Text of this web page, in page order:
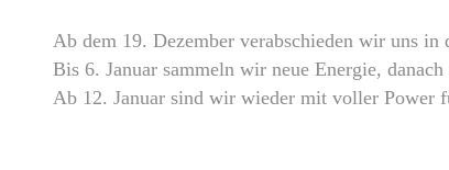
Ab dem 19. Dezember verabschieden wir uns in
Bis 6. Januar sammeln wir neue Energie,
Ab 12. Januar sind wir wieder mit voller Power